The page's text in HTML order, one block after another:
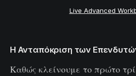
Live Advanced
Η Ανταπόκριση των
Καθώς κλείνουμε το πρώτο